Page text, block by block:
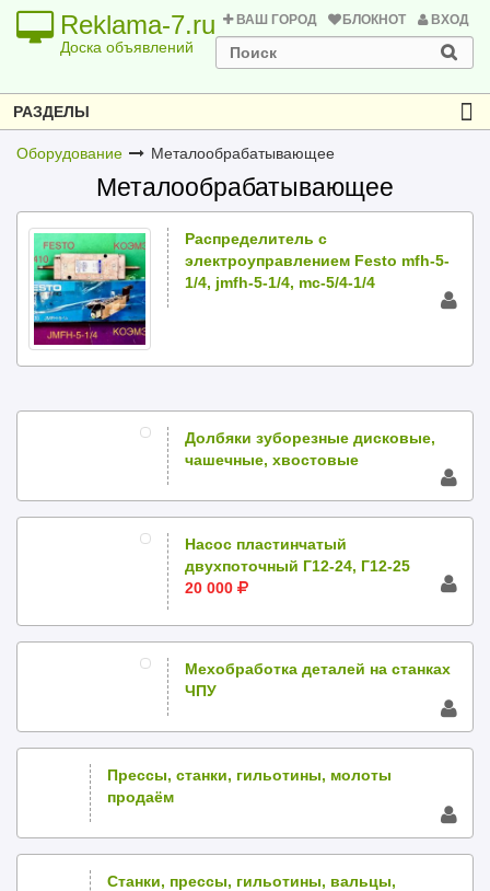
Reklama-7.ru
Доска объявлений
ВАШ ГОРОД БЛОКНОТ ВХОД
РАЗДЕЛЫ
Оборудование Металообрабатывающее
Металообрабатывающее
Распределитель с
электроуправлением Festo mfh-5-
1/4, jmfh-5-1/4, mc-5/4-1/4
Долбяки зуборезные дисковые,
чашечные, хвостовые
Насос пластинчатый
двухпоточный Г12-24, Г12-25
20 000
Мехобработка деталей на станках
ЧПУ
Прессы, станки, гильотины, молоты
продаём
Станки, прессы, гильотины, вальцы,